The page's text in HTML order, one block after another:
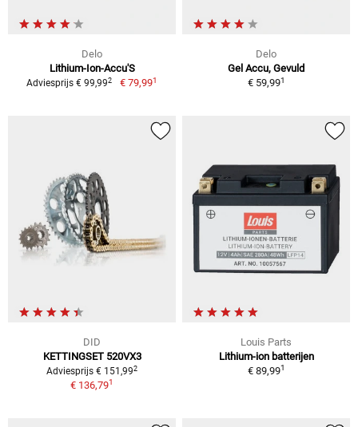
Delo
Lithium-Ion-Accu'S
Adviesprijs € 99,992 € 79,991
Delo
Gel Accu, Gevuld
€ 59,991
DID
KETTINGSET 520VX3
Adviesprijs € 151,992
€ 136,791
Louis Parts
Lithium-ion batterijen
€ 89,991